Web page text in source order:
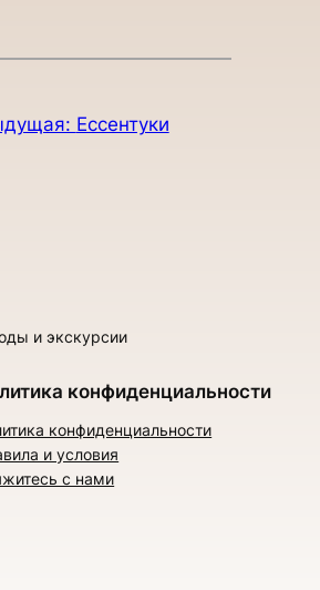
Ессентуки
и экскурсии
конфиденциальности
конфиденциальности
и условия
с нами